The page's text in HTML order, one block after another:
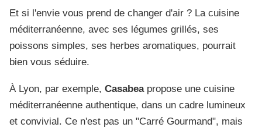
Et si l'envie vous prend de changer d'air ? La cuisine
méditerranéenne, avec ses légumes grillés, ses
poissons simples, ses herbes aromatiques, pourrait
bien vous séduire.
À Lyon, par exemple, Casabeapropose une cuisine
méditerranéenne authentique, dans un cadre lumineux
et convivial. Ce n'est pas un "Carré Gourmand", mais